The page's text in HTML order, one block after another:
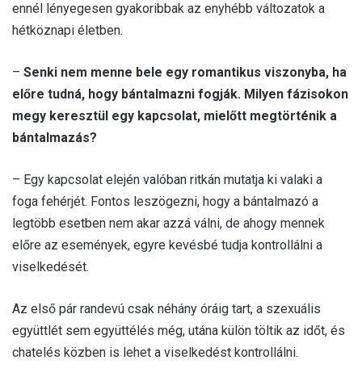
ennél lényegesen gyakoribbak az enyhébb változatok a
hétköznapi életben.
– Senki nem menne bele egy romantikus viszonyba, ha
előre tudná, hogy bántalmazni fogják. Milyen fázisokon
megy keresztül egy kapcsolat, mielőtt megtörténik a
bántalmazás?
– Egy kapcsolat elején valóban ritkán mutatja ki valaki a
foga fehérjét. Fontos leszögezni, hogy a bántalmazó a
legtöbb esetben nem akar azzá válni, de ahogy mennek
előre az események, egyre kevésbé tudja kontrollálni a
viselkedését.
Az első pár randevú csak néhány óráig tart, a szexuális
együttlét sem együttélés még, utána külön töltik az időt, és
chatelés közben is lehet a viselkedést kontrollálni.